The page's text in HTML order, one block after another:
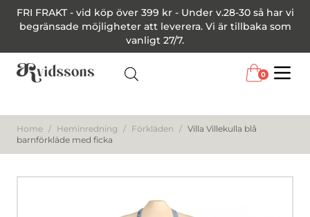
FRI FRAKT - vid köp över 399 kr - Under v.28-30 så har vi
begränsade möjligheter att leverera. Vi är tillbaka som
vanligt 27/7.
0
Home / Heminredning / Förkläden / Villa Villekulla blå
barnförkläde med ficka